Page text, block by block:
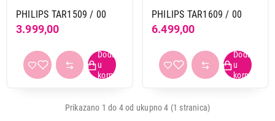
PHILIPS TAR1509 / 00
3.999,00
PHILIPS TAR1609 / 00
6.499,00
Prikazano 1 do 4 od ukupno 4 (1 stranica)